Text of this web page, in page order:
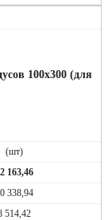
100x300 (для
(шт)
163,46
338,94
514,42